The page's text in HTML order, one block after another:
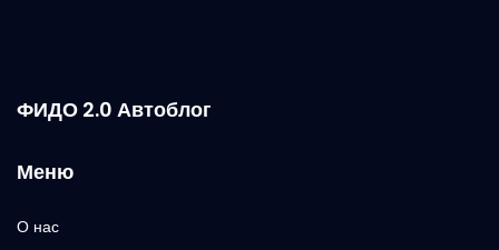
ФИДО 2.0 Автоблог
Меню
О нас